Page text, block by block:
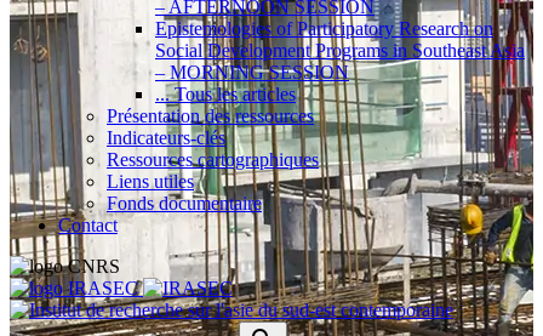
– AFTERNOON SESSION
Epistemologies of Participatory Research on
Social Development Programs in Southeast Asia
– MORNING SESSION
... Tous les articles
Présentation des ressources
Indicateurs-clés
Ressources cartographiques
Liens utiles
Fonds documentaire
Contact